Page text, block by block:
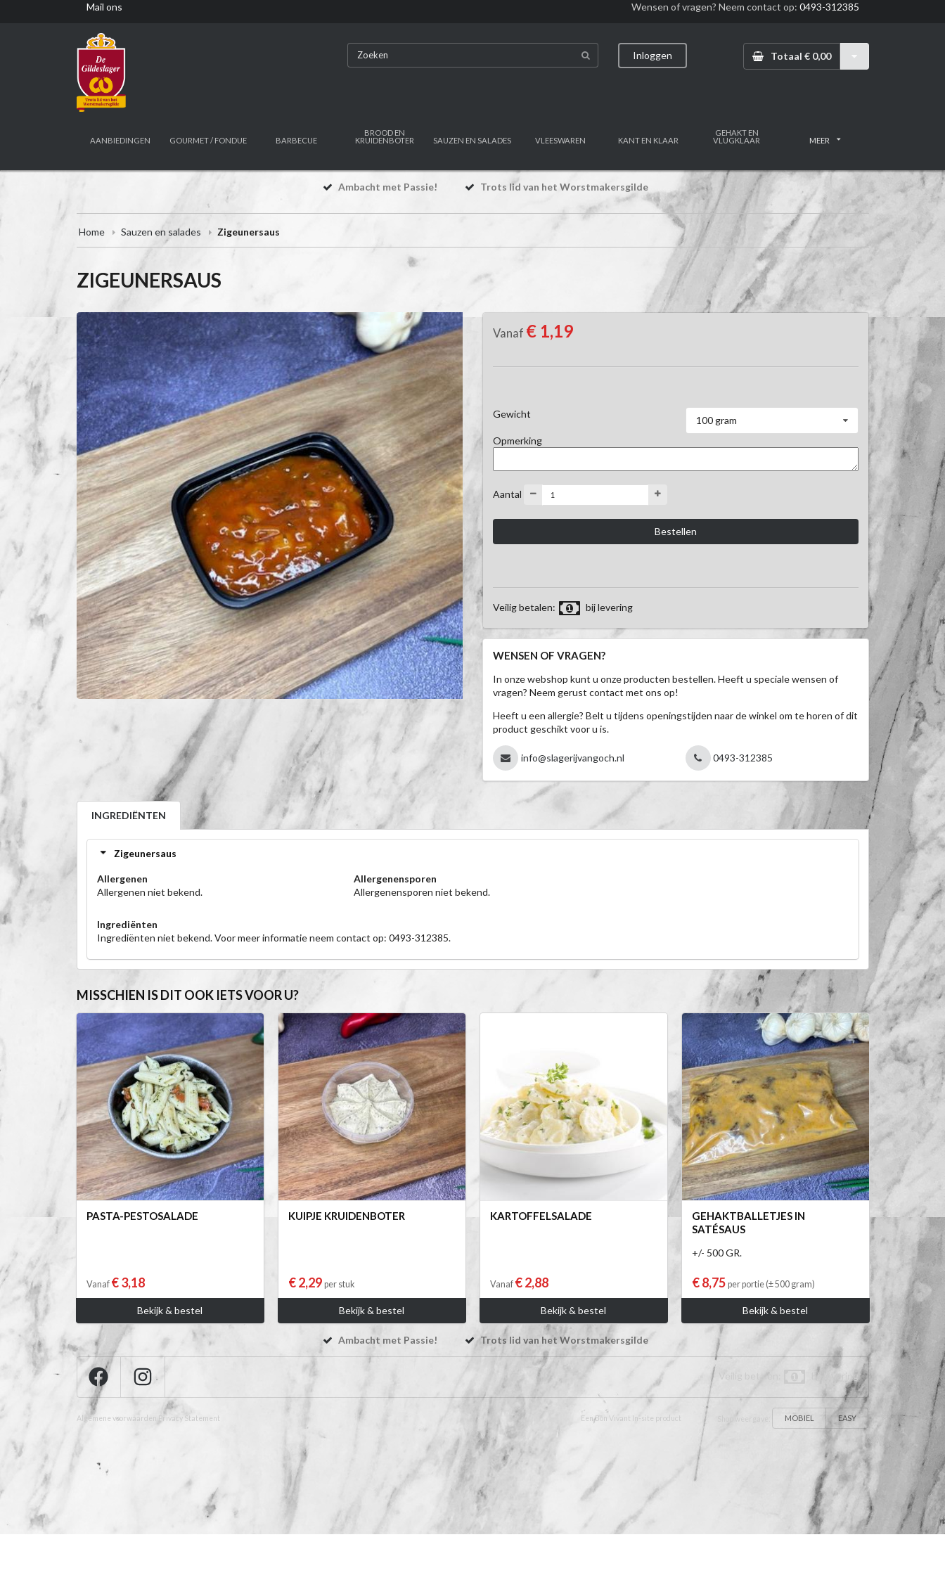
Mail ons Wensen of vragen? Neem contact op: 0493-312385
Inloggen Totaal € 0,00
AANBIEDINGEN GOURMET / FONDUE BARBECUE
BROOD EN
KRUIDENBOTER
SAUZEN EN SALADES VLEESWAREN KANT EN KLAAR
GEHAKT EN
VLUGKLAAR
MEER
Ambacht met Passie! Trots lid van het Worstmakersgilde
Home Sauzen en salades Zigeunersaus
ZIGEUNERSAUS
Vanaf € 1,19
Gewicht
100 gram
Opmerking
Aantal
Veilig betalen: bij levering
WENSEN OF VRAGEN?
In onze webshop kunt u onze producten bestellen. Heeft u speciale wensen of
vragen? Neem gerust contact met ons op!
Heeft u een allergie? Belt u tijdens openingstijden naar de winkel om te horen of dit
product geschikt voor u is.
info@slagerijvangoch.nl 0493-312385
INGREDIËNTEN
Zigeunersaus
Allergenen
Allergenen niet bekend.
Allergenensporen
Allergenensporen niet bekend.
Ingrediënten
Ingrediënten niet bekend. Voor meer informatie neem contact op: 0493-312385.
MISSCHIEN IS DIT OOK IETS VOOR U?
PASTA-PESTOSALADE
Vanaf € 3,18
Bekijk & bestel
KUIPJE KRUIDENBOTER
€ 2,29 per stuk
Bekijk & bestel
KARTOFFELSALADE
Vanaf € 2,88
Bekijk & bestel
GEHAKTBALLETJES IN
SATÉSAUS
+/- 500 GR.
€ 8,75 per portie (± 500 gram)
Bekijk & bestel
Ambacht met Passie! Trots lid van het Worstmakersgilde
bij levering
Algemene voorwaarden Privacy Statement Een Bon Vivant In-site product MOBIEL EASY